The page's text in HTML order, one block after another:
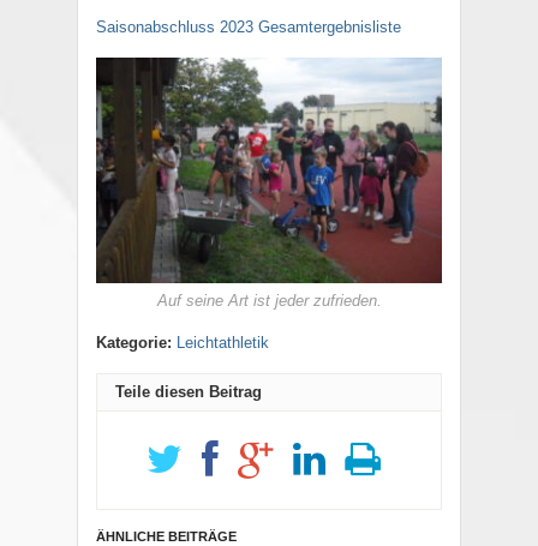
Saisonabschluss 2023 Gesamtergebnisliste
Auf seine Art ist jeder zufrieden.
Kategorie: Leichtathletik
Teile diesen Beitrag
ÄHNLICHE BEITRÄGE